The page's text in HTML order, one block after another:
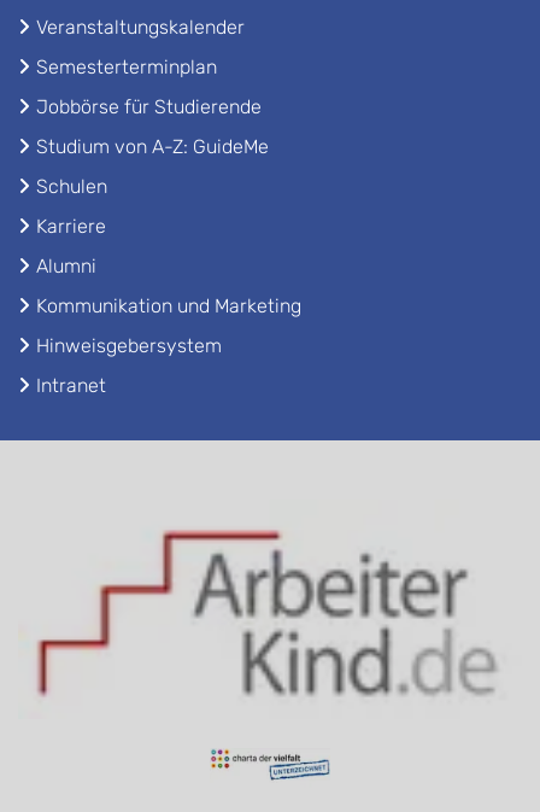
Veranstaltungskalender
Semesterterminplan
Jobbörse für Studierende
Studium von A-Z: GuideMe
Schulen
Karriere
Alumni
Kommunikation und Marketing
Hinweisgebersystem
Intranet